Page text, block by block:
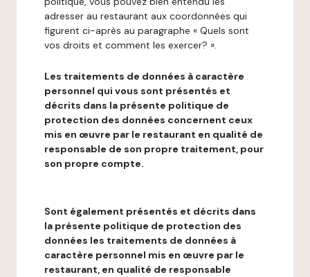
adresser au restaurant aux coordonnées qui
figurent ci-après au paragraphe « Quels sont
vos droits et comment les exercer? ».
Les traitements de données à caractère
personnel qui vous sont présentés et
décrits dans la présente politique de
protection des données concernent ceux
mis en œuvre par le restaurant en qualité de
responsable de son propre traitement, pour
son propre compte.
Sont également présentés et décrits dans
la présente politique de protection des
données les traitements de données à
caractère personnel mis en œuvre par le
restaurant, en qualité de responsable